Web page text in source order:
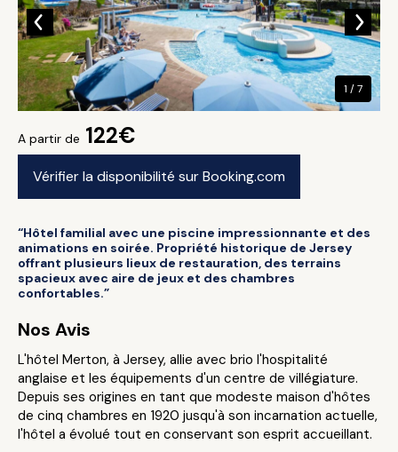
A partir de 122€
Vérifier la disponibilité sur Booking.com
1 / 7
“Hôtel familial avec une piscine impressionnante et des
animations en soirée. Propriété historique de Jersey
offrant plusieurs lieux de restauration, des terrains
spacieux avec aire de jeux et des chambres
confortables.”
Nos Avis
L'hôtel Merton, à Jersey, allie avec brio l'hospitalité
anglaise et les équipements d'un centre de villégiature.
Depuis ses origines en tant que modeste maison d'hôtes
de cinq chambres en 1920 jusqu'à son incarnation actuelle,
l'hôtel a évolué tout en conservant son esprit accueillant.